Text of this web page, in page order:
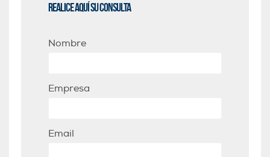
Realice aquí su consulta
Nombre
Empresa
Email